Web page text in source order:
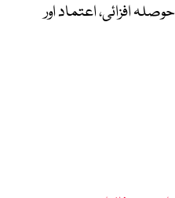
افزائی، اعتماد اور